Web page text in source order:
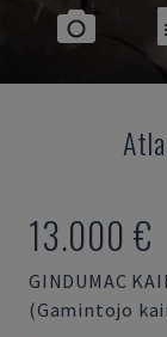
13.000 €
GINDUMAC
(Gamintojo